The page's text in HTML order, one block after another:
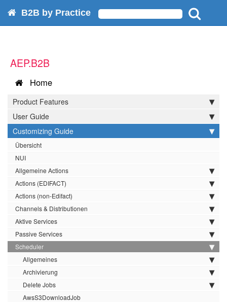
B2B by Practice
AEP.B2B
Home
Product Features
User Guide
Customizing Guide
Übersicht
NUI
Allgemeine Actions
Actions (EDIFACT)
Actions (non-Edifact)
Channels & Distributionen
Aktive Services
Passive Services
Scheduler
Allgemeines
Archivierung
Delete Jobs
AwsS3DownloadJob